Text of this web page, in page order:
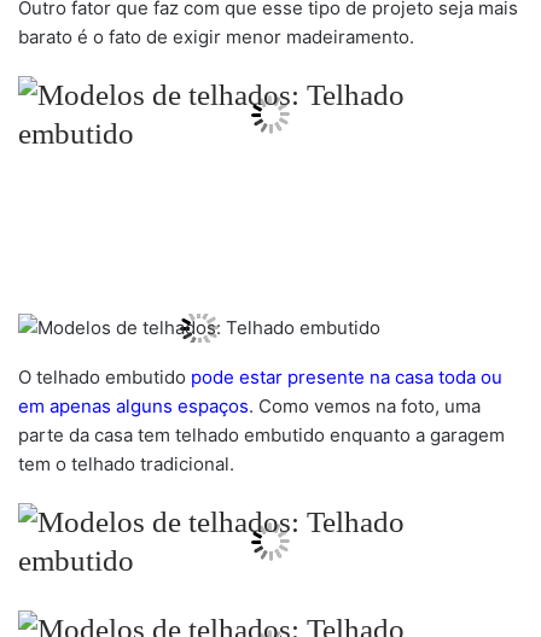
Outro fator que faz com que esse tipo de projeto seja mais
barato é o fato de exigir menor madeiramento.
O telhado embutido pode estar presente na casa toda ou
em apenas alguns espaços. Como vemos na foto, uma
parte da casa tem telhado embutido enquanto a garagem
tem o telhado tradicional.